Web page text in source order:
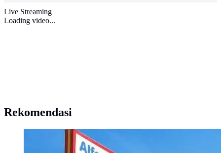
Live Streaming
Loading video...
Rekomendasi